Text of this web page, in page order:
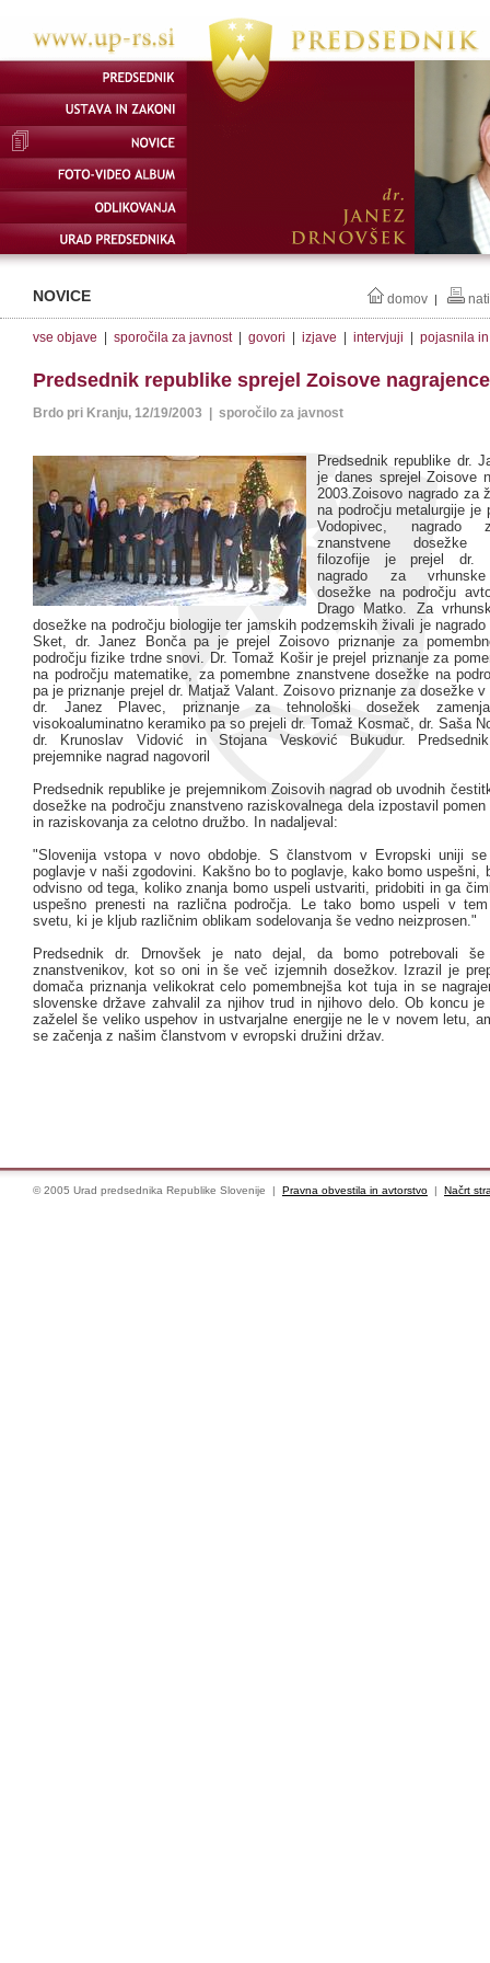
NOVICE domov |
vse objave sporočila za javnost| govori izjave intervjuji pojasnila
Predsednik republike sprejel Zoisove
Brdo pri Kranju, 12/19/2003 | sporočilo za javnost
Predsednik republike dr.
je danes sprejel Zoisove
2003.Zoisovo nagrado za
na področju metalurgije je
Vodopivec, nagrado
znanstvene dosežke
filozofije je prejel dr.
nagrado za vrhunske
dosežke na področju
Drago Matko. Za
dosežke na področju biologije ter jamskih podzemskih živali je nagrado
Sket, dr. Janez Bonča pa je prejel Zoisovo priznanje za
področju fizike trdne snovi. Dr. Tomaž Košir je prejel priznanje za
na področju matematike, za pomembne znanstvene dosežke na
pa je priznanje prejel dr. Matjaž Valant. Zoisovo priznanje za dosežke
dr. Janez Plavec, priznanje za tehnološki dosežek
visokoaluminatno keramiko pa so prejeli dr. Tomaž Kosmač, dr. Saša
dr. Krunoslav Vidović in Stojana Vesković Bukudur.
prejemnike nagrad nagovoril
Predsednik republike je prejemnikom Zoisovih nagrad ob uvodnih
dosežke na področju znanstveno raziskovalnega dela izpostavil pomen
in raziskovanja za celotno družbo. In nadaljeval:
"Slovenija vstopa v novo obdobje. S članstvom v Evropski uniji
poglavje v naši zgodovini. Kakšno bo to poglavje, kako bomo uspešni,
odvisno od tega, koliko znanja bomo uspeli ustvariti, pridobiti in ga
uspešno prenesti na različna področja. Le tako bomo uspeli v tem
svetu, ki je kljub različnim oblikam sodelovanja še vedno neizprosen."
Predsednik dr. Drnovšek je nato dejal, da bomo potrebovali
znanstvenikov, kot so oni in še več izjemnih dosežkov. Izrazil je
domača priznanja velikokrat celo pomembnejša kot tuja in se
slovenske države zahvalil za njihov trud in njihovo delo. Ob koncu je
zaželel še veliko uspehov in ustvarjalne energije ne le v novem letu,
se začenja z našim članstvom v evropski družini držav.
© 2005 Urad predsednika Republike Slovenije | Pravna obvestila in avtorstvo | Načrt